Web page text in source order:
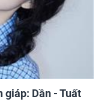
giáp: Dần - Tuất